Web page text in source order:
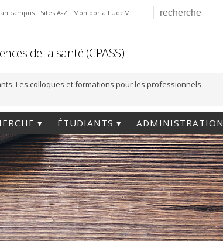
campus Sites A-Z Mon portail UdeM
de la santé (CPASS)
Les colloques et formations pour les professionnels
ÉTUDIANTS ADMINISTRATION